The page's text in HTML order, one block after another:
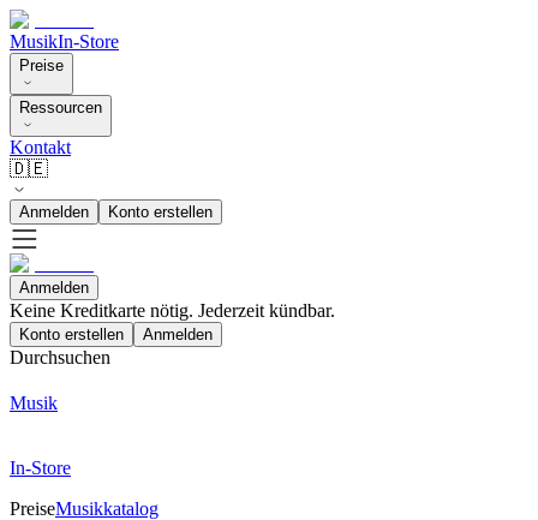
MusikIn-Store
Preise
Ressourcen
Kontakt
🇩🇪
Anmelden Konto erstellen
Anmelden
Keine Kreditkarte nötig. Jederzeit kündbar.
Konto erstellen Anmelden
Durchsuchen
Musik
In-Store
PreiseMusikkatalog